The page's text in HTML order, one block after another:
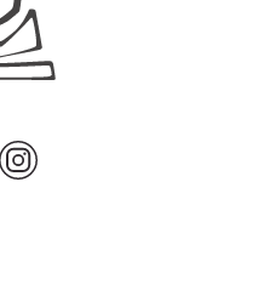
FacebookInstagram